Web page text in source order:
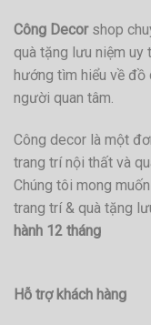
Công Decorshop
quà tặng lưu niệm uy
hướng tìm hiểu về đồ
người quan tâm.
Công decor là một
trang trí nội thất và
Chúng tôi mong
trang trí & quà tặng
hành 12 tháng
Hỗ trợ khách hàng